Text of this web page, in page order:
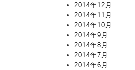
2014年12月
2014年11月
2014年10月
2014年9月
2014年8月
2014年7月
2014年6月